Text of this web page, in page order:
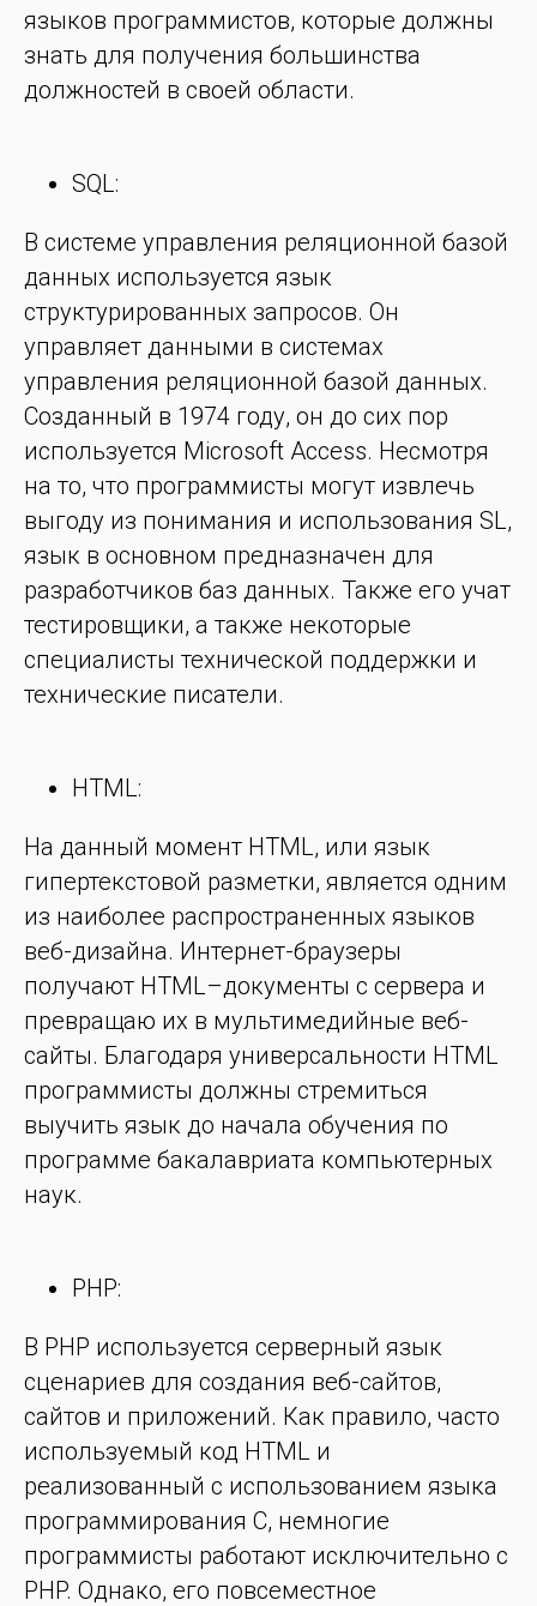
языков программистов, которые должны
знать для получения большинства
должностей в своей области.
SQL:
В системе управления реляционной базой
данных используется язык
структурированных запросов. Он
управляет данными в системах
управления реляционной базой данных.
Созданный в 1974 году, он до сих пор
используется Microsoft Access. Несмотря
на то, что программисты могут извлечь
выгоду из понимания и использования SL,
язык в основном предназначен для
разработчиков баз данных. Также его учат
тестировщики, а также некоторые
специалисты технической поддержки и
технические писатели.
HTML:
На данный момент HTML, или язык
гипертекстовой разметки, является одним
из наиболее распространенных языков
веб-дизайна. Интернет-браузеры
получают HTML–документы с сервера и
превращаю их в мультимедийные веб-
сайты. Благодаря универсальности HTML
программисты должны стремиться
выучить язык до начала обучения по
программе бакалавриата компьютерных
наук.
PHP:
В PHP используется серверный язык
сценариев для создания веб-сайтов,
сайтов и приложений. Как правило, часто
используемый код HTML и
реализованный с использованием языка
программирования C, немногие
программисты работают исключительно с
PHP. Однако, его повсеместное